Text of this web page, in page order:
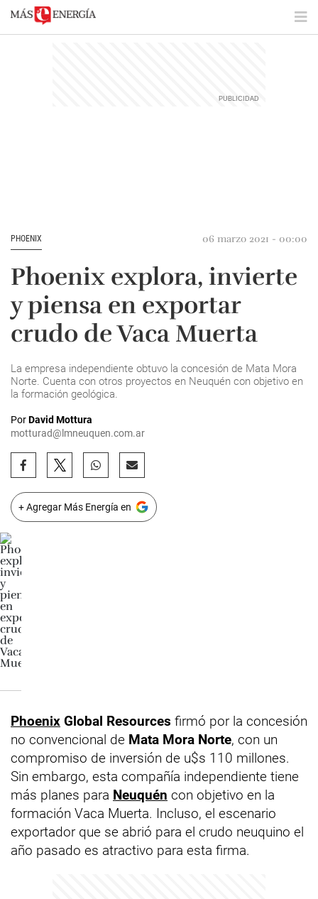
PHOENIX 06 marzo 2021 - 00:00
Phoenix explora, invierte
y piensa en exportar
crudo de Vaca Muerta
La empresa independiente obtuvo la concesión de Mata Mora
Norte. Cuenta con otros proyectos en Neuquén con objetivo en
la formación geológica.
PorDavid Mottura
motturad@lmneuquen.com.ar
+ Agregar Más Energía en
Phoenix Global Resources firmó por la concesión
no convencional de Mata Mora Norte, con un
compromiso de inversión de u$s 110 millones.
Sin embargo, esta compañía independiente tiene
más planes para Neuquén con objetivo en la
formación Vaca Muerta. Incluso, el escenario
exportador que se abrió para el crudo neuquino el
año pasado es atractivo para esta firma.